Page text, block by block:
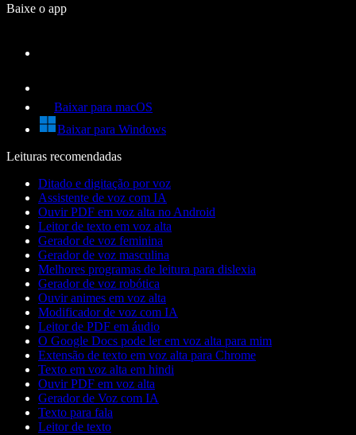
Baixe o app
Baixar para macOS
Baixar para Windows
Leituras recomendadas
Ditado e digitação por voz
Assistente de voz com IA
Ouvir PDF em voz alta no Android
Leitor de texto em voz alta
Gerador de voz feminina
Gerador de voz masculina
Melhores programas de leitura para dislexia
Gerador de voz robótica
Ouvir animes em voz alta
Modificador de voz com IA
Leitor de PDF em áudio
O Google Docs pode ler em voz alta para mim
Extensão de texto em voz alta para Chrome
Texto em voz alta em hindi
Ouvir PDF em voz alta
Gerador de Voz com IA
Texto para fala
Leitor de texto